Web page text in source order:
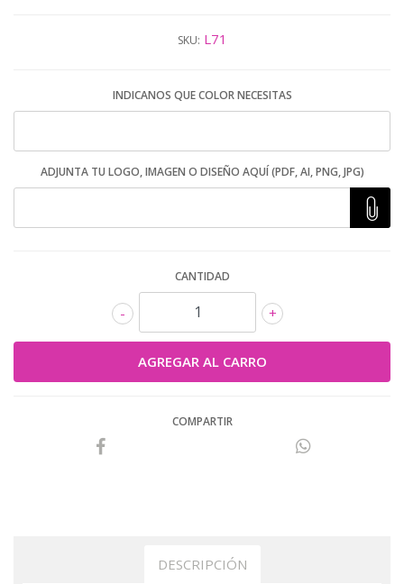
SKU: L71
INDICANOS QUE COLOR NECESITAS
ADJUNTA TU LOGO, IMAGEN O DISEÑO AQUÍ (PDF, AI, PNG, JPG)
CANTIDAD
+
-
COMPARTIR
DESCRIPCIÓN